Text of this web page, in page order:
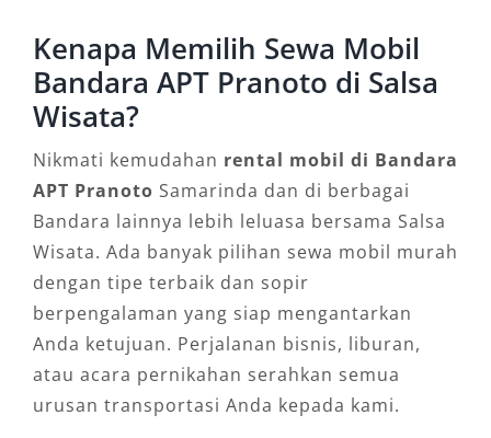
Anda aman dan terkoordinasi dengan baik.
Armada Elf kami juga sering digunakan untuk
rental mobil ke luar kota dengan tarif bersaing
serta pengemudi berpengalaman.
5. Toyota Avanza
Sebagai pilihan paling populer di kelasnya,
Toyota Avanza menjadi solusi tepat untuk
kebutuhan sewa mobil murah di Bandara
Samarinda. Dengan kapasitas tujuh
penumpang, AC dingin, serta bagasi luas,
Avanza cocok untuk perjalanan keluarga kecil
atau tamu yang membutuhkan kendaraan
Kenapa Memilih Sewa Mobil
Bandara APT Pranoto di Salsa
Wisata?
Nikmati kemudahan rental mobil di Bandara
APT Pranoto Samarinda dan di berbagai
Bandara lainnya lebih leluasa bersama Salsa
Wisata. Ada banyak pilihan sewa mobil murah
dengan tipe terbaik dan sopir
berpengalaman yang siap mengantarkan
Anda ketujuan. Perjalanan bisnis, liburan,
atau acara pernikahan serahkan semua
urusan transportasi Anda kepada kami.